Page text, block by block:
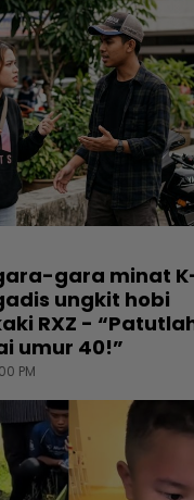
gara minat
ungkit hobi
RXZ -
umur 40!”
PM